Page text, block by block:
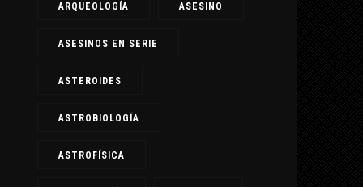
ARQUEOLOGÍA ASESINO
ASESINOS EN SERIE
ASTEROIDES
ASTROBIOLOGÍA
ASTROFÍSICA